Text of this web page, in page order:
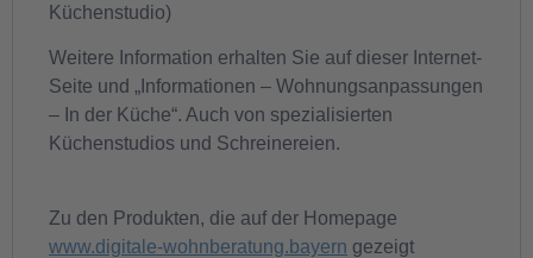
Küchenstudio)
Weitere Information erhalten Sie auf dieser Internet-
Seite und „Informationen – Wohnungsanpassungen
– In der Küche“. Auch von spezialisierten
Küchenstudios und Schreinereien.
Zu den Produkten, die auf der Homepage
www.digitale-wohnberatung.bayern gezeigt